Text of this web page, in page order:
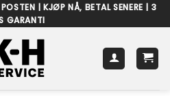
| KJØP NÅ, BETAL SENERE | 3
GARANTI